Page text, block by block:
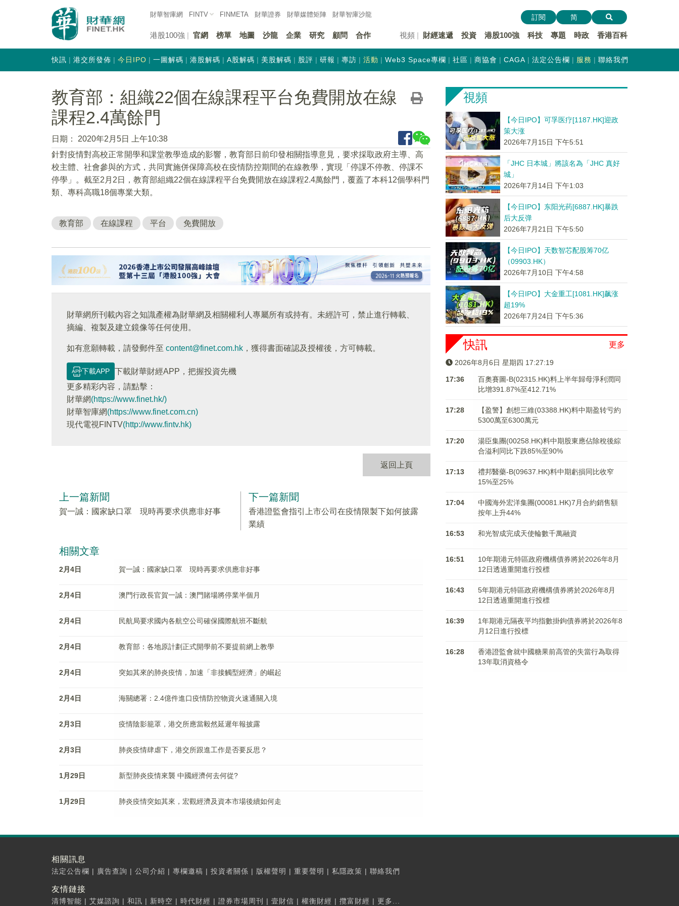
財華智庫網 FINTV FINMETA 財華證券 財華媒體矩陣 財華智庫沙龍
港股100強 官網 榜單 地圖 沙龍 企業 研究 顧問 合作 視頻 財經速遞 投資 港股100強 科技 專題 時政 香港百科
訂閱 简
快訊 港交所發佈 今日IPO 一圖解碼 港股解碼 A股解碼 美股解碼 股評 研報 專訪 活動 Web3 Space專欄 社區 商協會 CAGA 法定公告欄 服務 聯絡我們
教育部：組織22個在線課程平台免費開放在線
課程2.4萬餘門
日期：
2020年2月5日 上午10:38
針對疫情對高校正常開學和課堂教學造成的影響，教育部日前印發相關指導意見，要求採取政府主導、高
校主體、社會參與的方式，共同實施併保障高校在疫情防控期間的在線教學，實現「停課不停教、停課不
停學」。截至2月2日，教育部組織22個在線課程平台免費開放在線課程2.4萬餘門，覆蓋了本科12個學科門
類、專科高職18個專業大類。
教育部 在線課程 平台 免費開放
財華網所刊載內容之知識產權為財華網及相關權利人專屬所有或持有。未經許可，禁止進行轉載、
摘編、複製及建立鏡像等任何使用。
如有意願轉載，請發郵件至 content@finet.com.hk ，獲得書面確認及授權後，方可轉載。
下載APP
下載財華財經APP，把握投資先機
更多精彩内容，請點擊：
財華網(https://www.finet.hk/)
財華智庫網(https://www.finet.com.cn)
現代電視FINTV(http://www.fintv.hk)
返回上頁
上一篇新聞
賀一誠：國家缺口罩 現時再要求供應非好事
下一篇新聞
香港證監會指引上市公司在疫情限製下如何披露
業績
相關文章
2月4日 賀一誠：國家缺口罩 現時再要求供應非好事
2月4日 澳門行政長官賀一誠：澳門賭場將停業半個月
2月4日 民航局要求國内各航空公司確保國際航班不斷航
2月4日 教育部：各地原計劃正式開學前不要提前網上教學
2月4日 突如其來的肺炎疫情，加速「非接觸型經濟」的崛起
2月4日 海關總署：2.4億件進口疫情防控物資火速通關入境
2月3日 疫情陰影籠罩，港交所應當毅然延遲年報披露
2月3日 肺炎疫情肆虐下，港交所跟進工作是否要反思？
1月29日 新型肺炎疫情來襲 中國經濟何去何從?
1月29日 肺炎疫情突如其來，宏觀經濟及資本市場後續如何走
視頻
【今日IPO】可孚医疗[1187.HK]迎政
策大涨
2026年7月15日 下午5:51
「JHC 日本城」將該名為「JHC 真好
城」
2026年7月14日 下午1:03
【今日IPO】东阳光药[6887.HK]暴跌
后大反弹
2026年7月21日 下午5:50
【今日IPO】天数智芯配股筹70亿
（09903.HK）
2026年7月10日 下午4:58
【今日IPO】大金重工[1081.HK]飙涨
超19%
2026年7月24日 下午5:36
更多
快訊
2026年8月6日 星期四 17:27:19
17:36
百奧賽圖-B(02315.HK)料上半年歸母淨利潤同
比增391.87%至412.71%
17:28
【盈警】創想三維(03388.HK)料中期盈转亏約
5300萬至6300萬元
17:20
湯臣集團(00258.HK)料中期股東應佔除稅後綜
合溢利同比下跌85%至90%
17:13
禮邦醫藥-B(09637.HK)料中期虧損同比收窄
15%至25%
17:04
中國海外宏洋集團(00081.HK)7月合約銷售額
按年上升44%
16:53 和光智成完成天使輪數千萬融資
16:51
10年期港元特區政府機構債券將於2026年8月
12日透過重開進行投標
16:43
5年期港元特區政府機構債券將於2026年8月
12日透過重開進行投標
16:39
1年期港元隔夜平均指數掛鉤債券將於2026年8
月12日進行投標
16:28
香港證監會就中國糖果前高管的失當行為取得
13年取消資格令
相關訊息
法定公告欄 | 廣告查詢 | 公司介紹 | 專欄邀稿 | 投資者關係 | 版權聲明 | 重要聲明 | 私隱政策 | 聯絡我們
友情鏈接
清博智能 | 艾媒諮詢 | 和訊 | 新時空 | 時代財經 | 證券市場周刊 | 壹財信 | 權衡財經 | 攬富財經 | 更多...